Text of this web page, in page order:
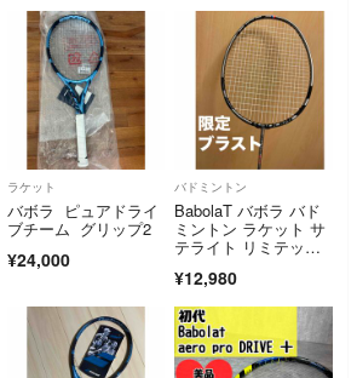
ラケット
バボラ ピュアドライ
ブチーム グリップ2
¥24,000
バドミントン
BabolaT バボラ バド
ミントン ラケット サ
テライト リミテッ
¥12,980